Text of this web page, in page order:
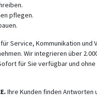
pflegen.
Service, Kommunikation und
Wir integrieren über
für Sie verfügbar und ohne
Ihre Kunden finden Antworten